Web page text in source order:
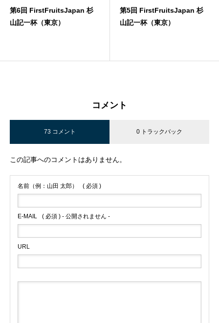
第6回 FirstFruitsJapan 杉
山記一杯（東京）
第5回 FirstFruitsJapan 杉
山記一杯（東京）
コメント
73 コメント 0 トラックバック
この記事へのコメントはありません。
名前（例：山田 太郎） ( 必須 )
E-MAIL ( 必須 ) - 公開されません -
URL